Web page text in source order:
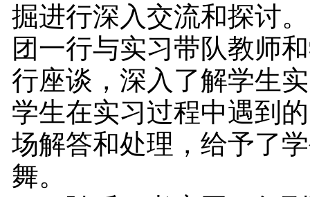
掘进行深入交流和探讨
团一行与实习带队教师
行座谈，深入了解学生
学生在实习过程中遇到
场解答和处理，给予了
舞。